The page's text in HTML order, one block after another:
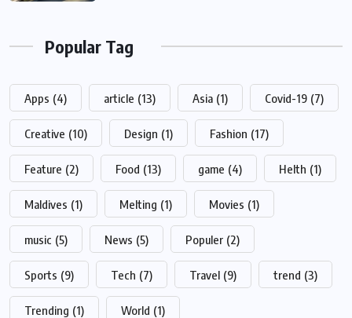
Popular Tag
Apps (4) article (13) Asia (1) Covid-19 (7)
Creative (10) Design (1) Fashion (17)
Feature (2) Food (13) game (4) Helth (1)
Maldives (1) Melting (1) Movies (1)
music (5) News (5) Populer (2)
Sports (9) Tech (7) Travel (9) trend (3)
Trending (1) World (1)